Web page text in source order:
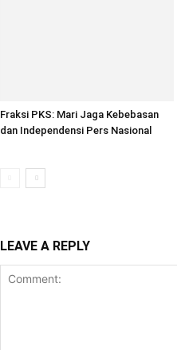
Fraksi PKS: Mari Jaga Kebebasan
dan Independensi Pers Nasional
LEAVE A REPLY